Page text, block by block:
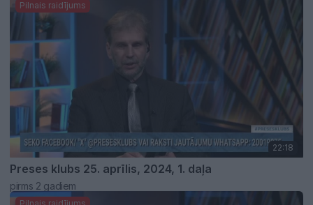
Pilnais raidījums
22:18
Preses klubs 25. aprīlis, 2024, 1. daļa
pirms 2 gadiem